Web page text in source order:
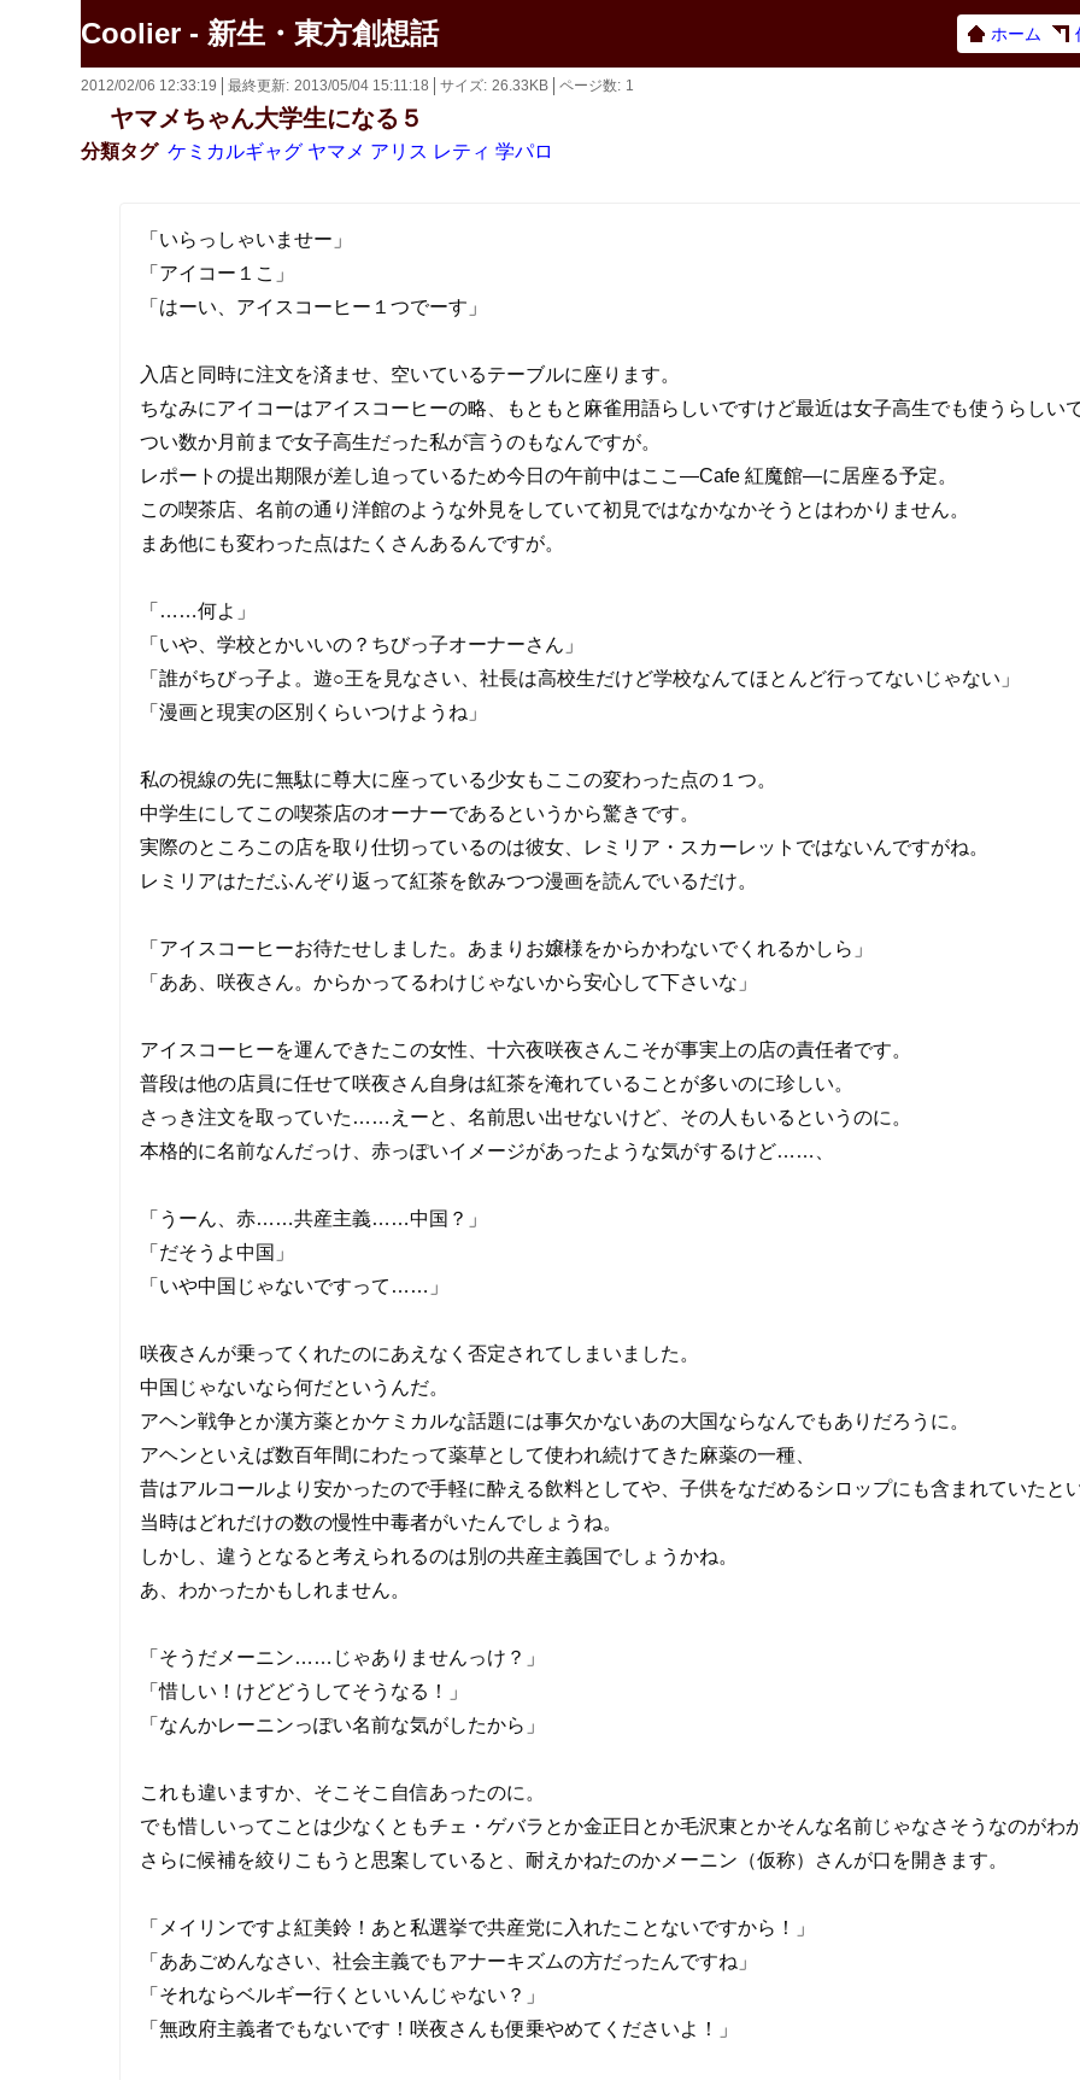
Coolier - 新生・東方創想話 ホーム
ヤマメちゃん大学生になる５
2012/02/06 12:33:19 最終更新 2013/05/04 15:11:18 サイズ 26.33KB ページ数 1
分類タグ ケミカルギャグ ヤマメ アリス レティ 学パロ
「いらっしゃいませー」
「アイコー１こ」
「はーい、アイスコーヒー１つでーす」
入店と同時に注文を済ませ、空いているテーブルに座ります。
ちなみにアイコーはアイスコーヒーの略、もともと麻雀用語らしいですけど最近は女子高生でも使うらしいで
つい数か月前まで女子高生だった私が言うのもなんですが。
レポートの提出期限が差し迫っているため今日の午前中はここ―Cafe 紅魔館―に居座る予定。
この喫茶店、名前の通り洋館のような外見をしていて初見ではなかなかそうとはわかりません。
まあ他にも変わった点はたくさんあるんですが。
「……何よ」
「いや、学校とかいいの？ちびっ子オーナーさん」
「誰がちびっ子よ。遊○王を見なさい、社長は高校生だけど学校なんてほとんど行ってないじゃない」
「漫画と現実の区別くらいつけようね」
私の視線の先に無駄に尊大に座っている少女もここの変わった点の１つ。
中学生にしてこの喫茶店のオーナーであるというから驚きです。
実際のところこの店を取り仕切っているのは彼女、レミリア・スカーレットではないんですがね。
レミリアはただふんぞり返って紅茶を飲みつつ漫画を読んでいるだけ。
「アイスコーヒーお待たせしました。あまりお嬢様をからかわないでくれるかしら」
「ああ、咲夜さん。からかってるわけじゃないから安心して下さいな」
アイスコーヒーを運んできたこの女性、十六夜咲夜さんこそが事実上の店の責任者です。
普段は他の店員に任せて咲夜さん自身は紅茶を淹れていることが多いのに珍しい。
さっき注文を取っていた……えーと、名前思い出せないけど、その人もいるというのに。
本格的に名前なんだっけ、赤っぽいイメージがあったような気がするけど……、
「うーん、赤……共産主義……中国？」
「だそうよ中国」
「いや中国じゃないですって……」
咲夜さんが乗ってくれたのにあえなく否定されてしまいました。
中国じゃないなら何だというんだ。
アヘン戦争とか漢方薬とかケミカルな話題には事欠かないあの大国ならなんでもありだろうに。
アヘンといえば数百年間にわたって薬草として使われ続けてきた麻薬の一種、
昔はアルコールより安かったので手軽に酔える飲料としてや、子供をなだめるシロップにも含まれていたと
当時はどれだけの数の慢性中毒者がいたんでしょうね。
しかし、違うとなると考えられるのは別の共産主義国でしょうかね。
あ、わかったかもしれません。
「そうだメーニン……じゃありませんっけ？」
「惜しい！けどどうしてそうなる！」
「なんかレーニンっぽい名前な気がしたから」
これも違いますか、そこそこ自信あったのに。
でも惜しいってことは少なくともチェ・ゲバラとか金正日とか毛沢東とかそんな名前じゃなさそうなのがわ
さらに候補を絞りこもうと思案していると、耐えかねたのかメーニン（仮称）さんが口を開きます。
「メイリンですよ紅美鈴！あと私選挙で共産党に入れたことないですから！」
「ああごめんなさい、社会主義でもアナーキズムの方だったんですね」
「それならベルギー行くといいんじゃない？」
「無政府主義者でもないです！咲夜さんも便乗やめてくださいよ！」